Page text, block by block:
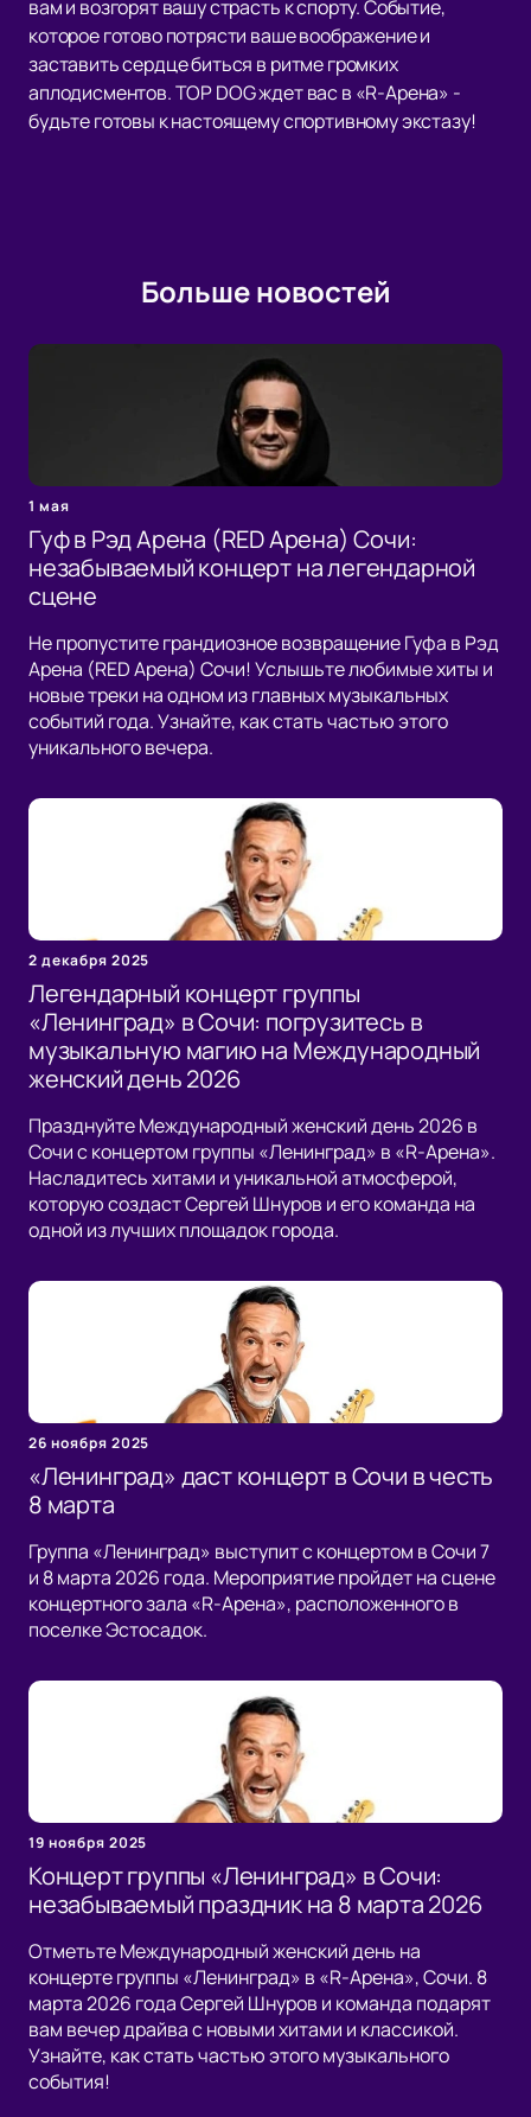
вам и возгорят вашу страсть к спорту. Событие,
которое готово потрясти ваше воображение и
заставить сердце биться в ритме громких
аплодисментов. TOP DOG ждет вас в «R-Арена» -
будьте готовы к настоящему спортивному экстазу!
Больше новостей
1 мая
Гуф в Рэд Арена (RED Арена) Сочи:
незабываемый концерт на легендарной
сцене
Не пропустите грандиозное возвращение Гуфа в Рэд
Арена (RED Арена) Сочи! Услышьте любимые хиты и
новые треки на одном из главных музыкальных
событий года. Узнайте, как стать частью этого
уникального вечера.
2 декабря 2025
Легендарный концерт группы
«Ленинград» в Сочи: погрузитесь в
музыкальную магию на Международный
женский день 2026
Празднуйте Международный женский день 2026 в
Сочи с концертом группы «Ленинград» в «R-Арена».
Насладитесь хитами и уникальной атмосферой,
которую создаст Сергей Шнуров и его команда на
одной из лучших площадок города.
26 ноября 2025
«Ленинград» даст концерт в Сочи в честь
8 марта
Группа «Ленинград» выступит с концертом в Сочи 7
и 8 марта 2026 года. Мероприятие пройдет на сцене
концертного зала «R-Арена», расположенного в
поселке Эстосадок.
19 ноября 2025
Концерт группы «Ленинград» в Сочи:
незабываемый праздник на 8 марта 2026
Отметьте Международный женский день на
концерте группы «Ленинград» в «R-Арена», Сочи. 8
марта 2026 года Сергей Шнуров и команда подарят
вам вечер драйва с новыми хитами и классикой.
Узнайте, как стать частью этого музыкального
события!